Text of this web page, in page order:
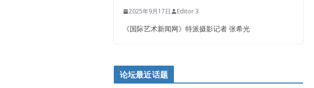
2025年9月17日 Editor 3
《国际艺术新闻网》特派摄影记者 张希光
论坛最近话题